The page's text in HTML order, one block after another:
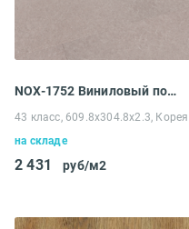
NOX-1752 Виниловый пол EcoClick NOX-1700 Stone Чогори
43 класс, 609.8x304.8x2.3, Корея
на складе
2 431 руб/м2